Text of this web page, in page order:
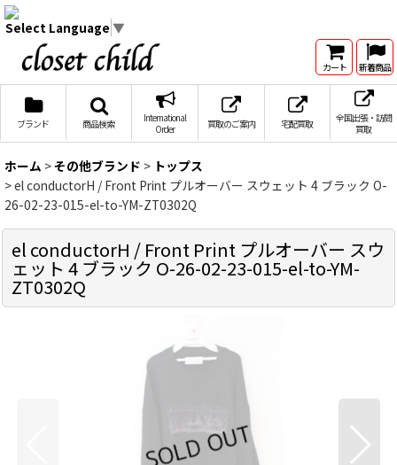
Select Language ▼
カート 新着商品
ブランド 商品検索
International
Order
買取のご案内 宅配買取
全国出張・訪問
買取
ホーム >その他ブランド > トップス
>el conductorH / Front Print プルオーバー スウェット 4 ブラック O-
26-02-23-015-el-to-YM-ZT0302Q
el conductorH / Front Print プルオーバー スウ
ェット 4 ブラック O-26-02-23-015-el-to-YM-
ZT0302Q